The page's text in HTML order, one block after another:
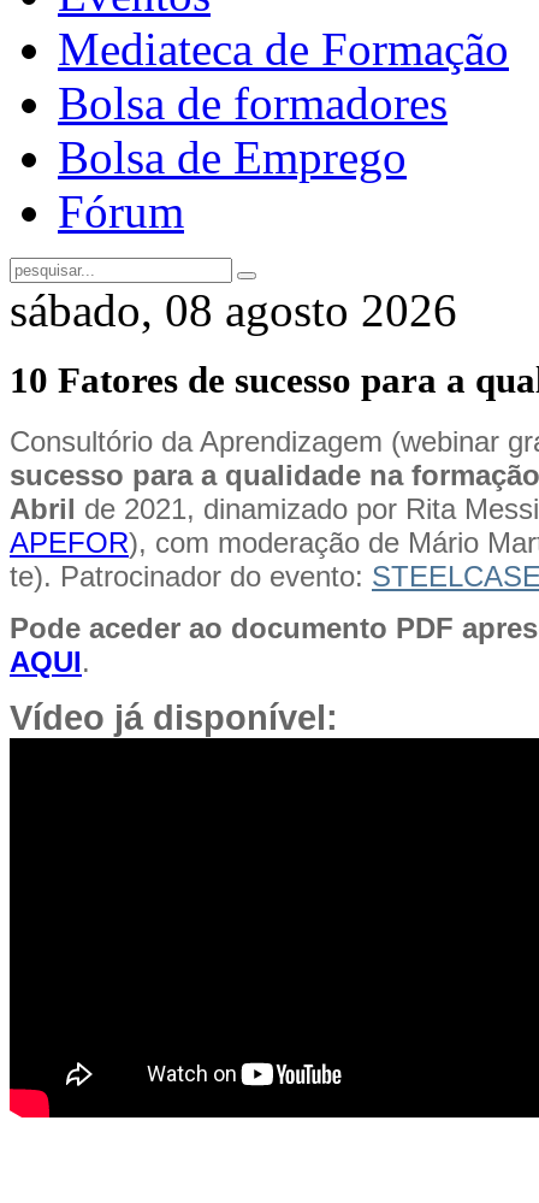
Mediateca de Formação
Bolsa de formadores
Bolsa de Emprego
Fórum
sábado, 08 agosto 2026
10 Fatores de sucesso para a
Consultório da Aprendizagem (webinar
sucesso para a qualidade na
Abril de 2021, dinamizado por Rita
APEFOR), com moderação de Mário
te). Patrocinador do evento:
Pode aceder ao documento PDF
AQUI.
Vídeo já disponível: